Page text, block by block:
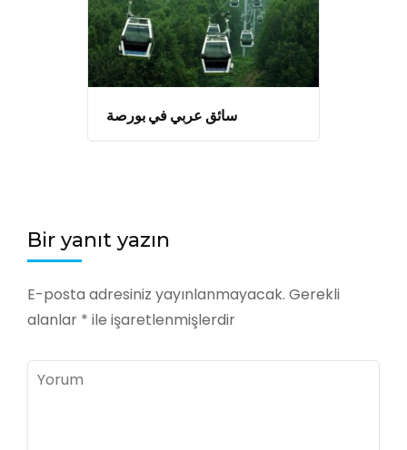
سائق عربي في بورصة
Bir yanıt yazın
E-posta adresiniz yayınlanmayacak. Gerekli
alanlar * ile işaretlenmişlerdir
Yorum